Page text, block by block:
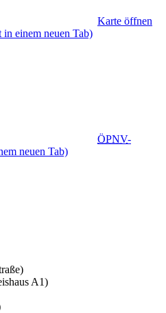
Karte öffnen
in einem neuen Tab)
ÖPNV-
neuen Tab)
A1)